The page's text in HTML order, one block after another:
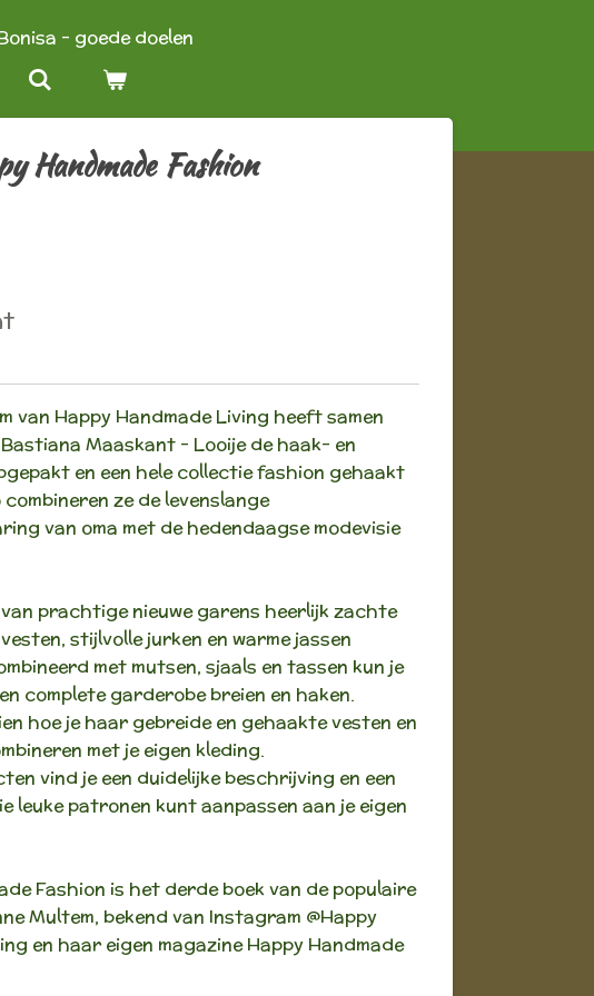
- goede doelen
Handmade Fashion
van Happy Handmade Living heeft samen
Maaskant - Looije de haak- en
en een hele collectie fashion gehaakt
ze de levenslange
van oma met de hedendaagse modevisie
prachtige nieuwe garens heerlijk zachte
stijlvolle jurken en warme jassen
met mutsen, sjaals en tassen kun je
complete garderobe breien en haken.
hoe je haar gebreide en gehaakte vesten en
met je eigen kleding.
vind je een duidelijke beschrijving en een
leuke patronen kunt aanpassen aan je eigen
Fashion is het derde boek van de populaire
Multem, bekend van Instagram @Happy
en haar eigen magazine Happy Handmade